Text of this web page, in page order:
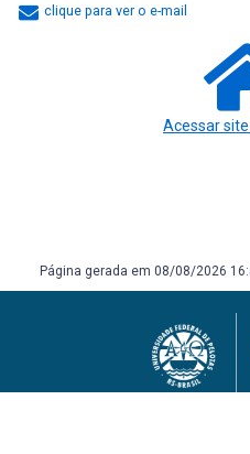
clique para ver o e-mail
Acessar
Página gerada em 08/08/2026